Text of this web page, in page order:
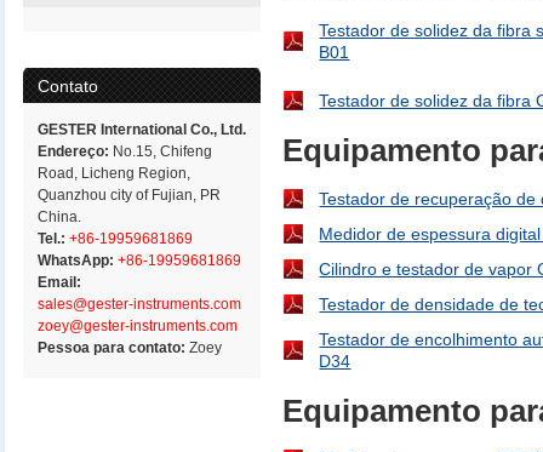
Contato
GESTER International Co., Ltd.
Endereço: No.15, Chifeng
Road, Licheng Region,
Quanzhou city of Fujian, PR
China.
Tel.: +86-19959681869
WhatsApp: +86-19959681869
Email:
sales@gester-instruments.com
zoey@gester-instruments.com
Pessoa para contato:Zoey
Testador de solidez da fibra
B01
Testador de solidez da fibra
Equipamento
Testador de recuperação de
Medidor de espessura
Cilindro e testador de vapor
Testador de densidade de
Testador de encolhimento
D34
Equipamento